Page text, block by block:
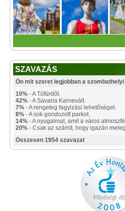
SZAVAZÁS
Ön mit szeret legjobban a
10% - A Tófürdőt.
42% - A Savaria Karnevált.
7% - A rengeteg fagyizási lehetőséget.
8% - A sok gondozott parkot.
14% - A nyugalmat, amit a város
20% - Csak az számít, hogy igazán
Összesen 1954 szavazat